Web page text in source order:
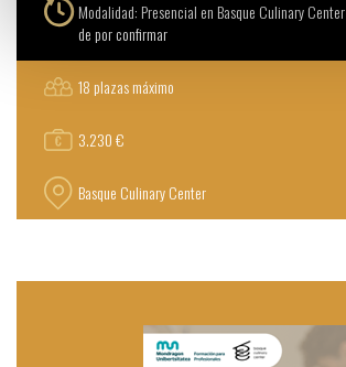
Modalidad: Presencial en Basque Culinary Center
de por confirmar
18 plazas máximo
3.230 €
Basque Culinary Center